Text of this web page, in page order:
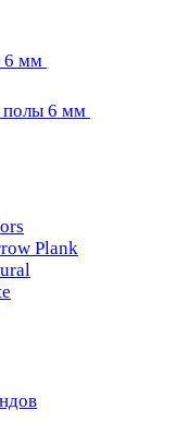
6 мм
полы 6 мм
Plank